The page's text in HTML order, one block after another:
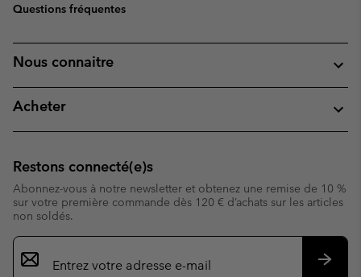
Questions fréquentes
Nous connaitre
Acheter
Restons connecté(e)s
Abonnez-vous à notre newsletter et obtenez une remise de 10 %
sur votre première commande dès 120 € d’achats sur les articles
non soldés.
Inscription
par